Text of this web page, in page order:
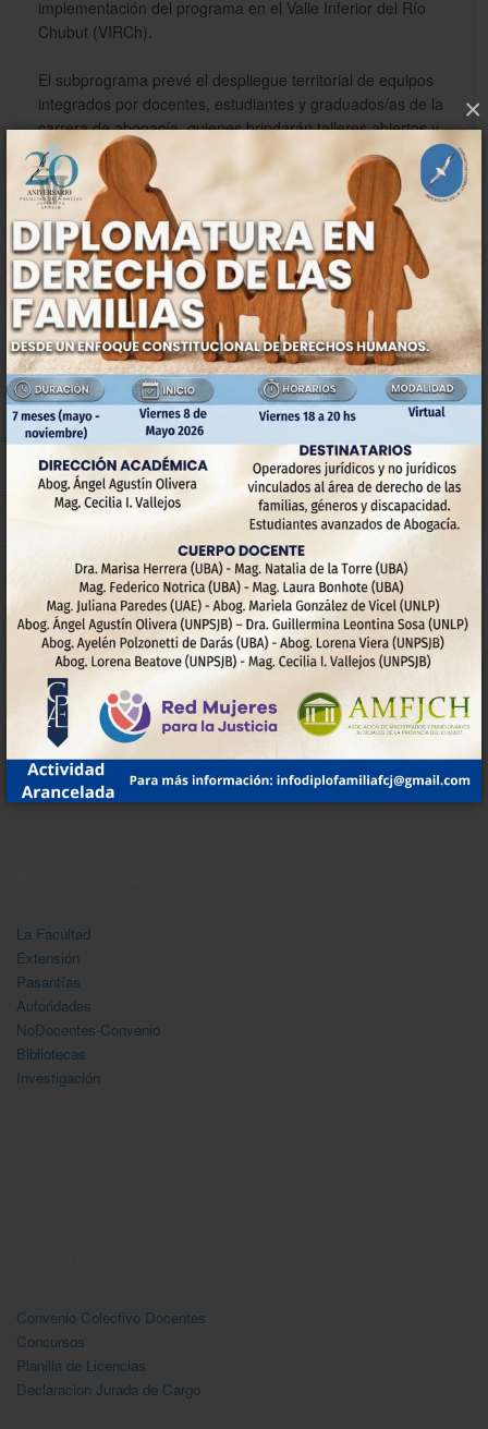
×
implementación del programa en el Valle Inferior del Río
Chubut (VIRCh).
El subprograma prevé el despliegue territorial de equipos
integrados por docentes, estudiantes y graduados/as de la
carrera de abogacía, quienes brindarán talleres abiertos y
gratuitos en las vecinales de la ciudad, en fechas a
confirmar. Los espacios están diseñados para brindar
información y herramientas concretas sobre problemáticas
jurídicas de alta demanda social como derechos del
consumidor, derecho de familia, violencia de género,
derecho laboral, asesoramiento previsional, derecho penal
y ciberdelitos.
El objetivo es construir un puente entre el conocimiento
académico y la comunidad, promoviendo el ejercicio pleno
de los derechos. “Somos facilitadores y promotores
jurídicos, buscamos orientar a los vecinos y vecinas,
brindándoles herramientas para enfrentar situaciones de
conflictividad o vulneración de derechos”, explicó Abg.
Ignacio Carbajo, quien también detalló que el desarrollo de
las jornadas incluirá exposiciones iniciales, trabajo en
grupos temáticos, y entrega de material informativo con
recursos y contactos útiles.
Próximamente se informarán los días, horarios y lugares
donde se llevarán a cabo las actividades.
La Facultad
Extensión
Pasantías
Autoridades
NoDocentes-Convenio
Bibliotecas
Investigación
Convenio Colectivo Docentes
Concursos
Planilla de Licencias
Declaracion Jurada de Cargo